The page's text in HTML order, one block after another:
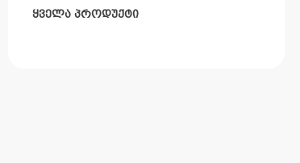
ყველა პროდუქტი